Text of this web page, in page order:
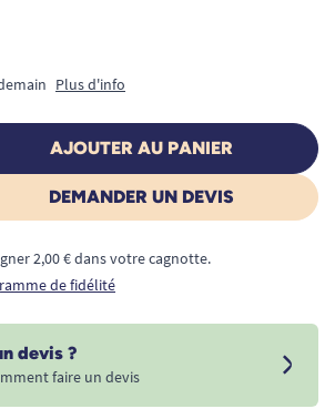
Plus d'info
AJOUTER AU PANIER
DEMANDER UN DEVIS
2,00 € dans votre cagnotte.
de fidélité
devis ?
faire un devis